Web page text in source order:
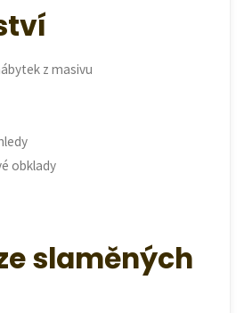
z masivu
obklady
slaměných